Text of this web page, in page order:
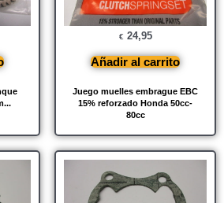
Juego muelles embrague EBC
15% reforzado Honda 50cc-
80cc
€ 24,95
Añadir al carrito